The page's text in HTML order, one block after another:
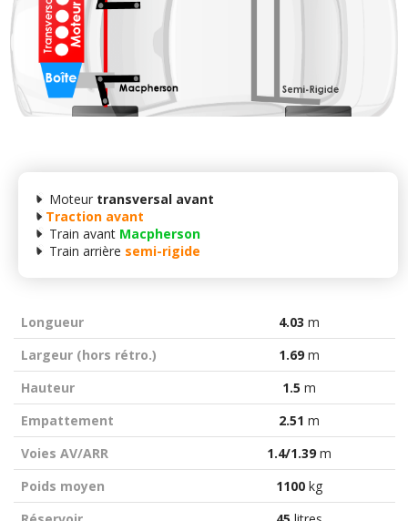
Moteur transversal avant
Traction avant
Train avant Macpherson
Train arrière semi-rigide
Longueur 4.03 m
Largeur (hors rétro.)
1.69 m
Hauteur
1.5 m
Empattement
2.51 m
Voies AV/ARR
1.4/1.39 m
Poids moyen
1100 kg